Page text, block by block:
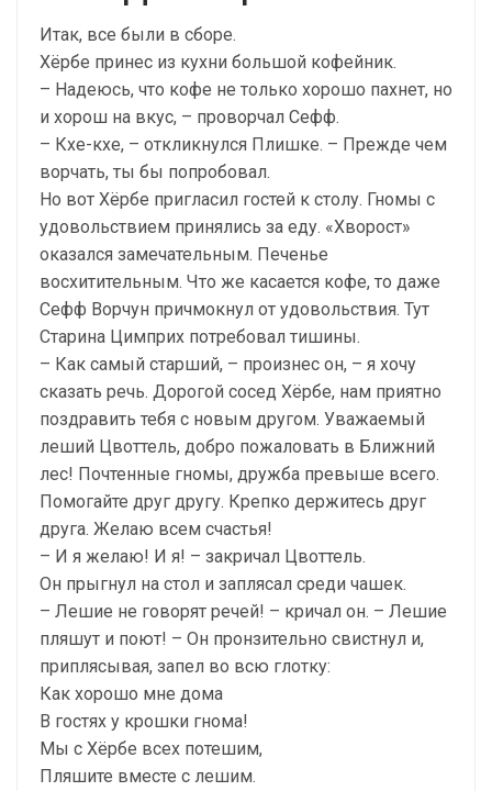
Итак, все были в сборе.
Хёрбе принес из кухни большой кофейник.
– Надеюсь, что кофе не только хорошо пахнет, но
и хорош на вкус, – проворчал Сефф.
– Кхе-кхе, – откликнулся Плишке. – Прежде чем
ворчать, ты бы попробовал.
Но вот Хёрбе пригласил гостей к столу. Гномы с
удовольствием принялись за еду. «Хворост»
оказался замечательным. Печенье
восхитительным. Что же касается кофе, то даже
Сефф Ворчун причмокнул от удовольствия. Тут
Старина Цимприх потребовал тишины.
– Как самый старший, – произнес он, – я хочу
сказать речь. Дорогой сосед Хёрбе, нам приятно
поздравить тебя с новым другом. Уважаемый
леший Цвоттель, добро пожаловать в Ближний
лес! Почтенные гномы, дружба превыше всего.
Помогайте друг другу. Крепко держитесь друг
друга. Желаю всем счастья!
– И я желаю! И я! – закричал Цвоттель.
Он прыгнул на стол и заплясал среди чашек.
– Лешие не говорят речей! – кричал он. – Лешие
пляшут и поют! – Он пронзительно свистнул и,
приплясывая, запел во всю глотку:
Как хорошо мне дома
В гостях у крошки гнома!
Мы с Хёрбе всех потешим,
Пляшите вместе с лешим.